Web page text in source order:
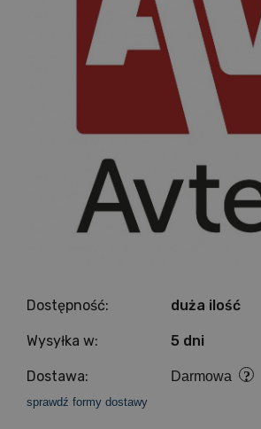
Dostępność: duża ilość
Wysyłka w: 5 dni
Dostawa: Darmowa
sprawdź formy dostawy